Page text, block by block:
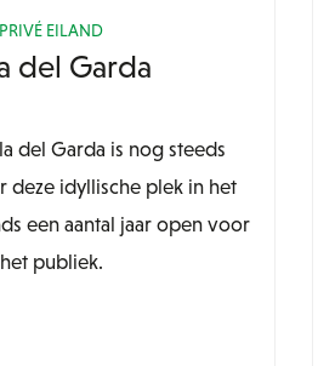
PRIVÉ EILAND
del Garda
del Garda is nog steeds
deze idyllische plek in het
een aantal jaar open voor
het publiek.